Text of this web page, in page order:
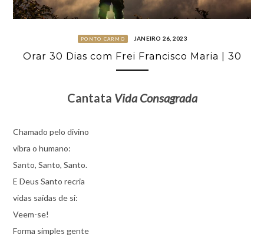
PONTO CARMO JANEIRO 26, 2023
Orar 30 Dias com Frei Francisco Maria | 30
Cantata Vida Consagrada
Chamado pelo divino
vibra o humano:
Santo, Santo, Santo.
E Deus Santo recria
vidas saídas de si:
Veem-se!
Forma simples gente